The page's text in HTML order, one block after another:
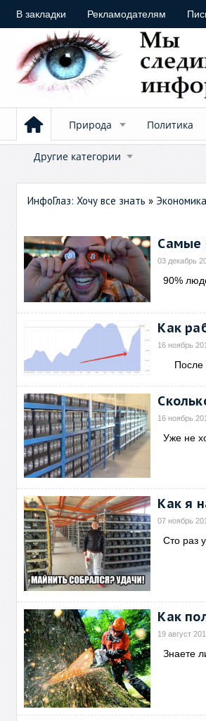
В закладки Рекламодателям
Природа Политика
Другие категории
ИнфоГлаз: Хочу все знать » Экономика
Самые
03 декабрь
90%
Как
16 ноябрь
После
16 ноябрь
Уже не
Как я
07 ноябрь
Сто раз
Как
19 август
Знаете